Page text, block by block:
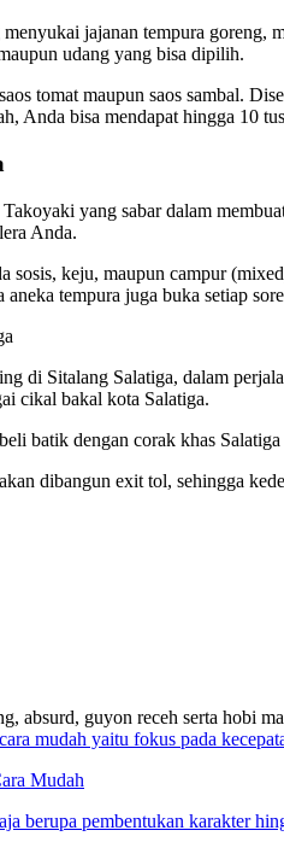
jajanan tempura
udang yang bisa dipilih.
tomat maupun saos sambal.
Anda bisa mendapat hingga 10
yang sabar dalam
Anda.
sosis, keju, maupun campur
tempura juga buka setiap
di Sitalang Salatiga, dalam
cikal bakal kota Salatiga.
batik dengan corak khas
dibangun exit tol, sehingga
absurd, guyon receh serta hobi
Mudah